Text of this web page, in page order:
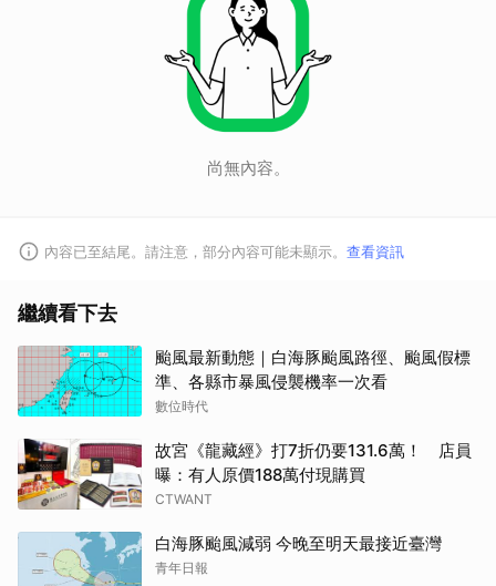
尚無內容。
內容已至結尾。請注意，部分內容可能未顯示。 查看資訊
繼續看下去
颱風最新動態｜白海豚颱風路徑、颱風假標
準、各縣市暴風侵襲機率一次看
數位時代
故宮《龍藏經》打7折仍要131.6萬！ 店員
曝：有人原價188萬付現購買
CTWANT
白海豚颱風減弱 今晚至明天最接近臺灣
青年日報